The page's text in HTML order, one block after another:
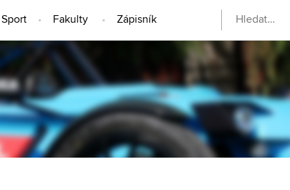
Sport Fakulty Zápisník
LIDÉ